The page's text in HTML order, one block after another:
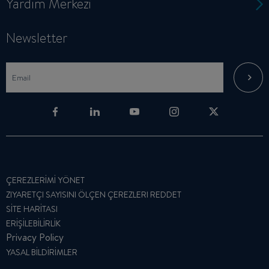
Yardım Merkezi
Newsletter
ÇEREZLERIMI YÖNET
ZIYARETÇI SAYISINI ÖLÇEN ÇEREZLERI REDDET
SITE HARITASI
ERIŞILEBILIRLIK
Privacy Policy
YASAL BILDIRIMLER